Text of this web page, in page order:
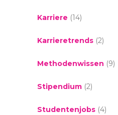
Karriere (14)
Karrieretrends (2)
Methodenwissen (9)
Stipendium (2)
Studentenjobs (4)